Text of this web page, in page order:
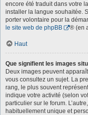
encore été traduit dans votre
installer la langue souhaitée.
porter volontaire pour la
le site web de phpBB
® (en
Haut
Que signifient les images
Deux images peuvent
vous consultez un sujet. La
rang, le plus souvent
indique votre activité (selon
particulier sur le forum.
habituellement unique et